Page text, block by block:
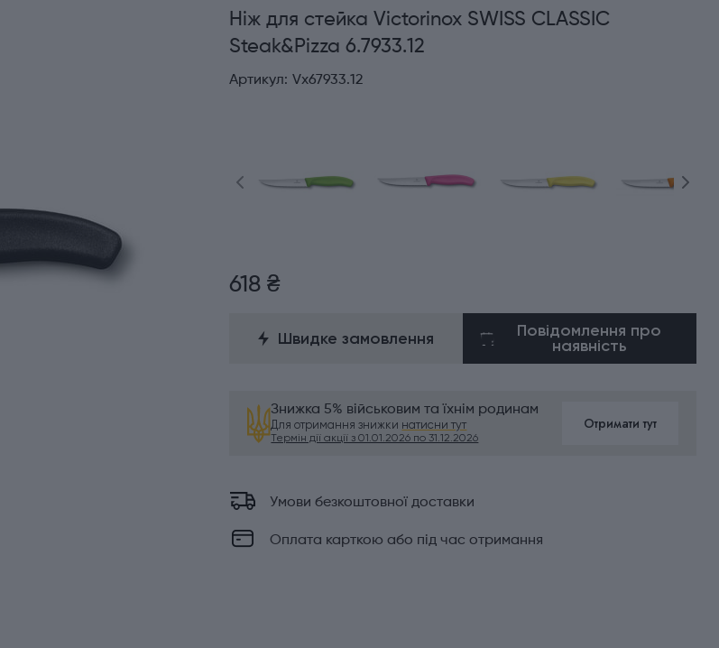
Ніж для стейка Victorinox SWISS CLASSIC
Steak&Pizza 6.7933.12
Артикул: Vx67933.12
618 ₴
Швидке замовлення Повідомлення про
наявність
Знижка 5% військовим та їхнім родинам
Для отримання знижки натисни тут
Термін дії акції з 01.01.2026 по 31.12.2026
Отримати тут
Умови безкоштовної доставки
Оплата карткою або під час отримання